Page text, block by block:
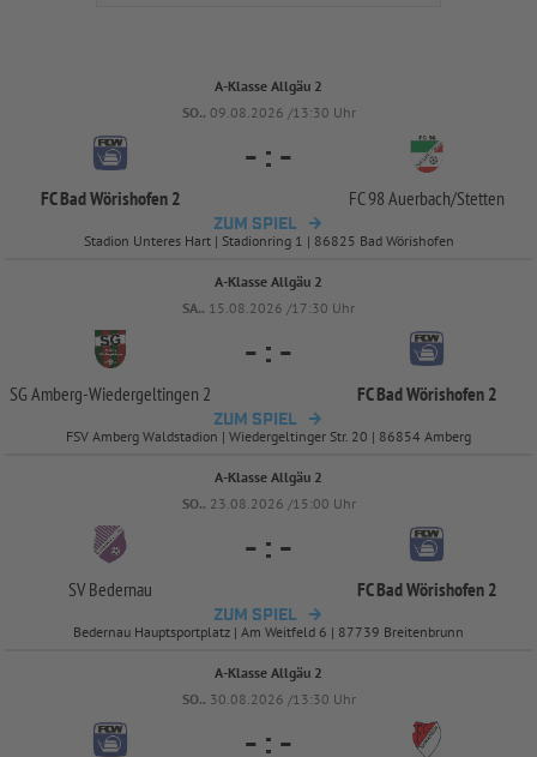
A-Klasse Allgäu 2
SO.. 09.08.2026 /13:30 Uhr
FC Bad Wörishofen 2
- : -
FC 98 Auerbach/Stetten
ZUM SPIEL
Stadion Unteres Hart | Stadionring 1 | 86825 Bad Wörishofen
A-Klasse Allgäu 2
SA.. 15.08.2026 /17:30 Uhr
SG Amberg-Wiedergeltingen 2
- : -
FC Bad Wörishofen 2
ZUM SPIEL
FSV Amberg Waldstadion | Wiedergeltinger Str. 20 | 86854 Amberg
A-Klasse Allgäu 2
SO.. 23.08.2026 /15:00 Uhr
SV Bedernau
- : -
FC Bad Wörishofen 2
ZUM SPIEL
Bedernau Hauptsportplatz | Am Weitfeld 6 | 87739 Breitenbrunn
A-Klasse Allgäu 2
SO.. 30.08.2026 /13:30 Uhr
- : -